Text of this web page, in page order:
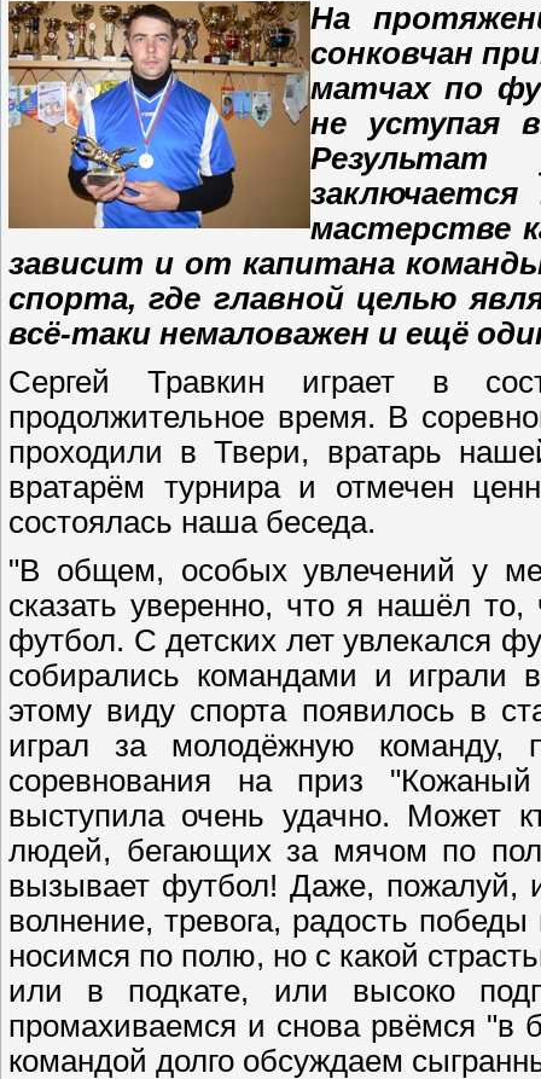
На
сонковчан
матчах по
не уступая
Результат
мастерстве
зависит и от капитана
спорта, где главной целью
всё-таки немаловажен и ещё
Сергей Травкин играет в
продолжительное время. В
проходили в Твери, вратарь
вратарём турнира и отмечен
состоялась наша беседа.
"В общем, особых увлечений у
сказать уверенно, что я нашёл то,
футбол. С детских лет увлекался
собирались командами и играли
этому виду спорта появилось в
играл за молодёжную
соревнования на приз
выступила очень удачно. Может
людей, бегающих за мячом по
вызывает футбол! Даже, пожалуй,
волнение, тревога, радость
носимся по полю, но с какой
или в подкате, или высоко
промахиваемся и снова рвёмся "в
командой долго обсуждаем